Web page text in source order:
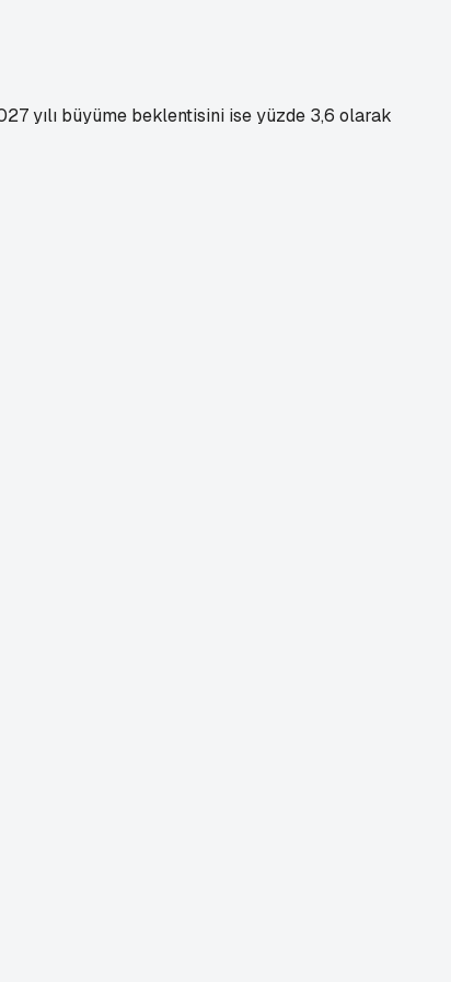
yılı büyüme beklentisini ise yüzde 3,6 olarak